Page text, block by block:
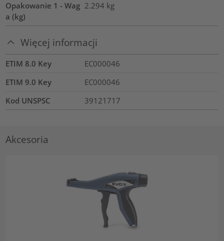
Opakowanie 1 - Wag
a (kg)
2.294 kg
Więcej informacji
ETIM 8.0 Key
EC000046
ETIM 9.0 Key
EC000046
Kod UNSPSC
39121717
Akcesoria